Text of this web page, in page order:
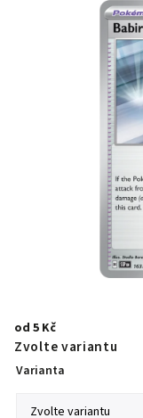
od 5 Kč
Zvolte variantu
Varianta